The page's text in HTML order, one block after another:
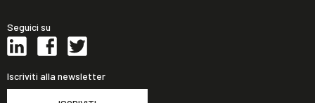
Seguici su
Iscriviti alla newsletter